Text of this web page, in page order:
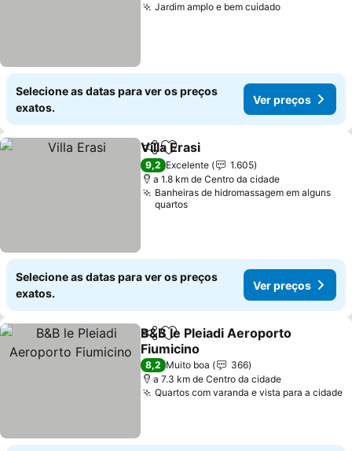
Jardim amplo e bem cuidado
Selecione as datas para ver os preços
exatos.
Ver preços
PartilharAdicionar aos favoritos
Villa Erasi
9,2 Excelente
1.605
a 1.8 km de Centro da cidade
Banheiras de hidromassagem em alguns
quartos
Selecione as datas para ver os preços
exatos.
Ver preços
PartilharAdicionar aos favoritos
B&B le Pleiadi Aeroporto
Fiumicino
8,2 Muito boa
366
a 7.3 km de Centro da cidade
Quartos com varanda e vista para a cidade